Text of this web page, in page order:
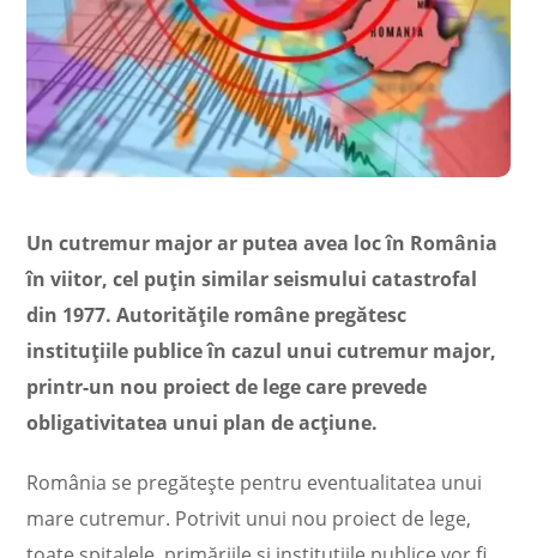
Un cutremur major ar putea avea loc în România
în viitor, cel puțin similar seismului catastrofal
din 1977. Autoritățile române pregătesc
instituțiile publice în cazul unui cutremur major,
printr-un nou proiect de lege care prevede
obligativitatea unui plan de acțiune.
România se pregătește pentru eventualitatea unui
mare cutremur. Potrivit unui nou proiect de lege,